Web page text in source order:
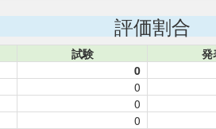
評価割合
試験 発
0
0
0
0